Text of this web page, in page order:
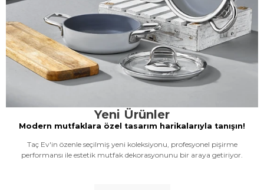
Yeni Ürünler
Modern mutfaklara özel tasarım harikalarıyla tanışın!
Taç Ev'in özenle seçilmiş yeni koleksiyonu, profesyonel pişirme
performansı ile estetik mutfak dekorasyonunu bir araya getiriyor.